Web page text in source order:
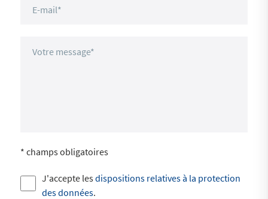
* champs obligatoires
J'accepte lesdispositions relatives à la protection
des données.